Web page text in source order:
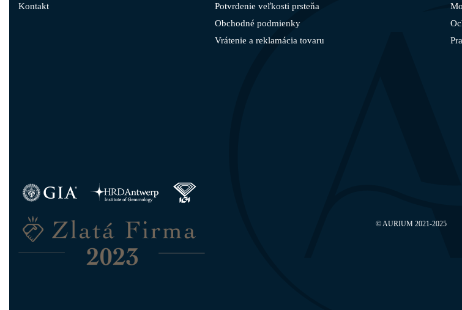
Kontakt
Potvrdenie veľkosti prsteňa
Obchodné podmienky
Vrátenie a reklamácia tovaru
© AURIUM2021-2025